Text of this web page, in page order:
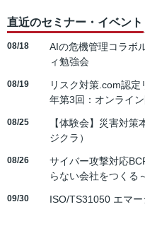
直近のセミナー・イベント
08/18
AIの危機管理コラボ
ィ勉強会
08/19
リスク対策.com認
年第3回：オンライン
08/25
【体験会】災害対
ジクラ）
08/26
サイバー攻撃対応
らない会社をつくる
09/30 ISO/TS31050 エマ